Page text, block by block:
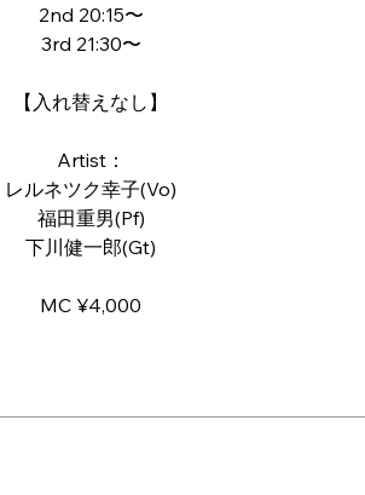
2nd 20:15〜
3rd 21:30〜
【入れ替えなし】
Artist：
レルネツク幸子(Vo)
福田重男(Pf)
下川健一郎(Gt)
MC ¥4,000